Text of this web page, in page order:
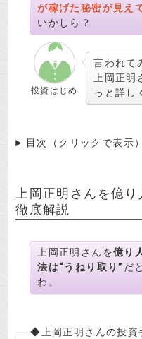
が稼げた秘密が見え
いかしら？
投資はじめ
言われて
上岡正明
っと詳し
目次（クリックで表示）
上岡正明さんを億り
徹底解説
上岡正明さんを億り
法は“うねり取り” だ
わ。
◆上岡正明さんの投